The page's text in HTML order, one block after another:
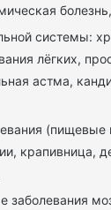
системы:
лёгких,
астма,
(пищевые
крапивница,
заболевания